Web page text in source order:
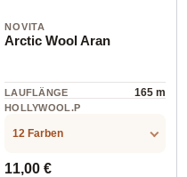
NOVITA
Arctic Wool Aran
LAUFLÄNGE 165 m
HOLLYWOOL.P
.LABEL.MATERI
12 Farben
Regulärer Preis:
11,00 €